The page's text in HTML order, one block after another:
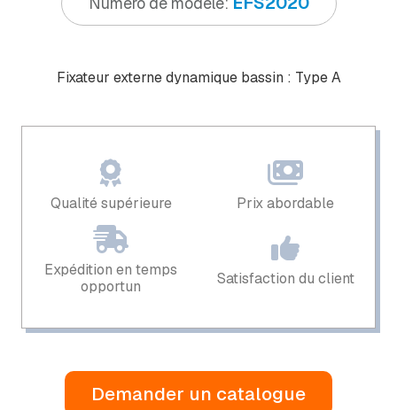
Fixateur externe dynamique bassin : Type A
Qualité supérieure Prix ​​abordable
Expédition en temps
opportun
Satisfaction du client
Demander un catalogue